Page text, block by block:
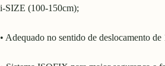
i-SIZE (100-150cm);
• Adequado no sentido de deslocamento de